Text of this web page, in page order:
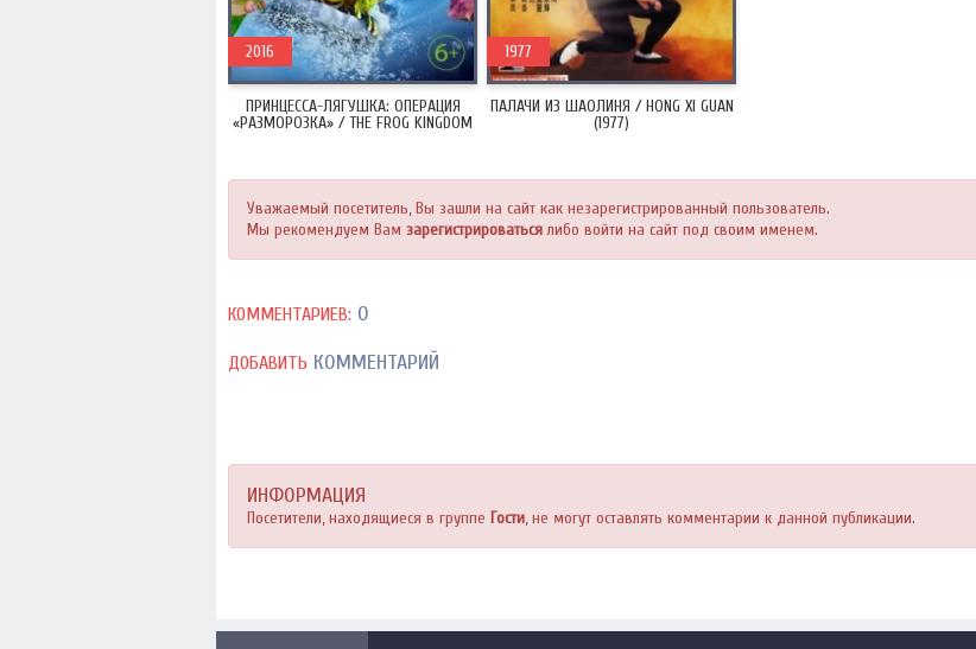
ПРИНЦЕССА-ЛЯГУШКА: ОПЕРАЦИЯ
«РАЗМОРОЗКА» / THE FROG KINGDOM
2016
ПАЛАЧИ ИЗ ШАОЛИНЯ / HONG XI GUAN
(1977)
1977
Уважаемый посетитель, Вы зашли на сайт как незарегистрированный пользователь.
Мы рекомендуем Вам зарегистрироватьсялибо войти на сайт под своим именем.
КОММЕНТАРИЕВ: 0
ДОБАВИТЬ КОММЕНТАРИЙ
ИНФОРМАЦИЯ
Посетители, находящиеся в группе Гости, не могут оставлять комментарии к данной публикации.